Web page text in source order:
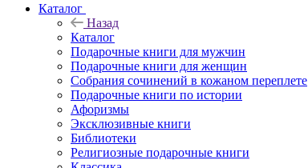
Каталог
Назад
Каталог
Подарочные книги для мужчин
Подарочные книги для женщин
Собрания сочинений в кожаном переплете
Подарочные книги по истории
Афоризмы
Эксклюзивные книги
Библиотеки
Религиозные подарочные книги